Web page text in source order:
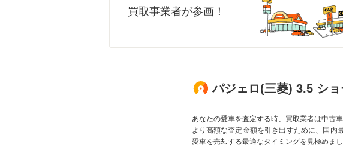
買取事業者が参画！
パジェロ(三菱) 3.5 シ
あなたの愛車を査定する時、買取業者は中古
より高額な査定金額を引き出すために、国内
愛車を売却する最適なタイミングを見極めまし